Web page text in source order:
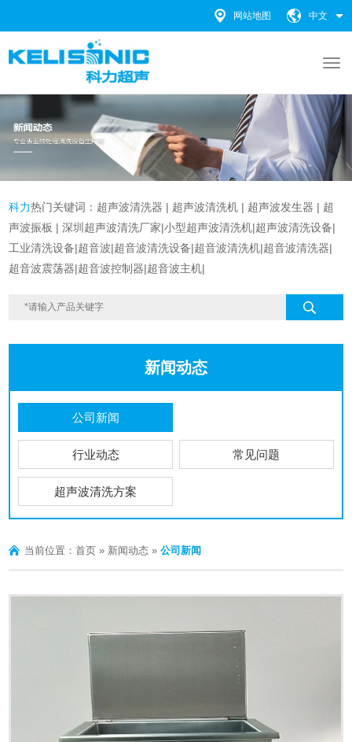
网站地图 中文
科力热门关键词： 超声波清洗器 | 超声波清洗机 | 超声波发生器 | 超
声波振板 |深圳超声波清洗厂家|小型超声波清洗机|超声波清洗设备|
工业清洗设备|超音波|超音波清洗设备|超音波清洗机|超音波清洗器|
超音波震荡器|超音波控制器|超音波主机|
新闻动态
公司新闻
行业动态 常见问题
超声波清洗方案
当前位置：首页 » 新闻动态 »公司新闻